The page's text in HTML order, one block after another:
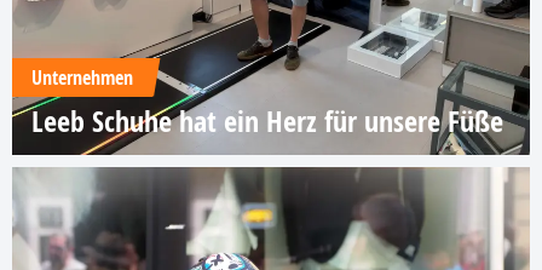
Unternehmen
Leeb Schuhe hat ein Herz für unsere Füße